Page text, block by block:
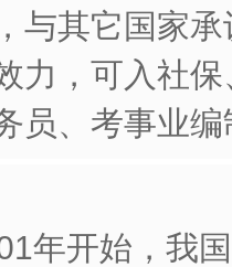
与其它国家
力，可入社
员、考事业
年开始，我